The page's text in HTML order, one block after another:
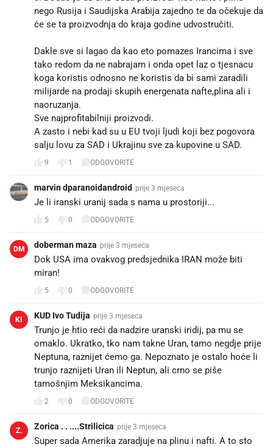
nego Rusija i Saudijska Arabija zajedno te da očekuje da
će se ta proizvodnja do kraja godine udvostručiti.
Dakle sve si lagao da kao eto pomazes Irancima i sve
tako redom da ne nabrajam i onda opet laz o tjesnacu
koga koristis odnosno ne koristis da bi sami zaradili
milijarde na prodaji skupih energenata nafte,plina ali i
naoruzanja.
Sve najprofitabilniji proizvodi.
A zasto i nebi kad su u EU tvoji ljudi koji bez pogovora
salju lovu za SAD i Ukrajinu sve za kupovine u SAD.
9 1 ODGOVORITE
marvin dparanoidandroid prije 3 mjeseca
Je li iranski uranij sada s nama u prostoriji...
5 0 ODGOVORITE
DM doberman maza prije 3 mjeseca
Dok USA ima ovakvog predsjednika IRAN može biti
miran!
5 0 ODGOVORITE
KI KUD Ivo Tudija prije 3 mjeseca
Trunjo je htio reći da nadzire uranski iridij, pa mu se
omaklo. Ukratko, tko nam takne Uran, tamo negdje prije
Neptuna, raznijet ćemo ga. Nepoznato je ostalo hoće li
trunjo raznijeti Uran ili Neptun, ali crno se piše
tamošnjim Meksikancima.
2 0 ODGOVORITE
Z. Zorica . . ....Strilicica prije 3 mjeseca
Super sada Amerika zaradjuje na plinu i nafti. A to sto